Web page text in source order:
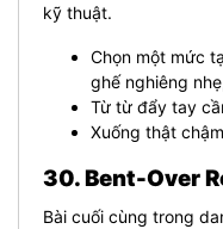
kỹ thuật.
Chọn một mức
ghế nghiêng
Từ từ đẩy tay
Xuống thật
30. Bent-Over
Bài cuối cùng trong